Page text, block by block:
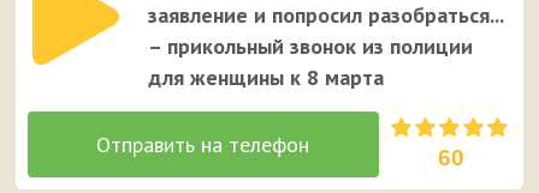
заявление и попросил разобраться...
– прикольный звонок из полиции
для женщины к 8 марта
60